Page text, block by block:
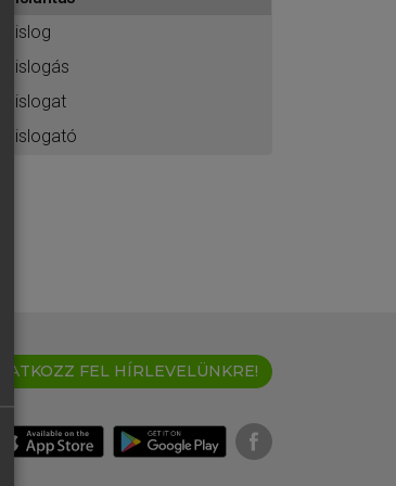
pislog
pislogás
pislogat
pislogató
IRATKOZZ FEL HÍRLEVELÜNKRE!